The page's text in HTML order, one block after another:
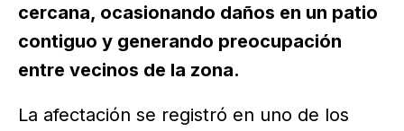
cercana, ocasionando daños en un patio
contiguo y generando preocupación
entre vecinos de la zona.
La afectación se registró en uno de los